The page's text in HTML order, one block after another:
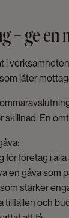
– ge
i
låter
En
för företag i
en gåva som
stärker
tillfällen och